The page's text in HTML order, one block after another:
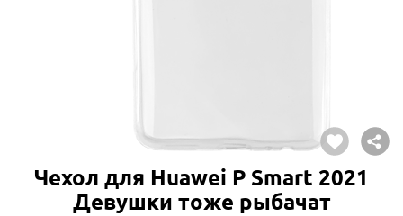
Чехол для Huawei P Smart 2021
Девушки тоже рыбачат